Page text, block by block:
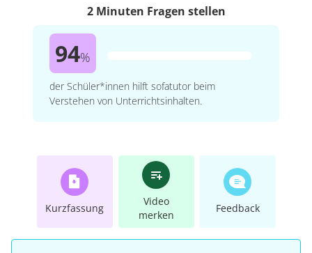
2 Minuten Fragen stellen
94%
der Schüler*innen hilft sofatutor beim
Verstehen von Unterrichtsinhalten.
Kurzfassung
Video
merken
Feedback